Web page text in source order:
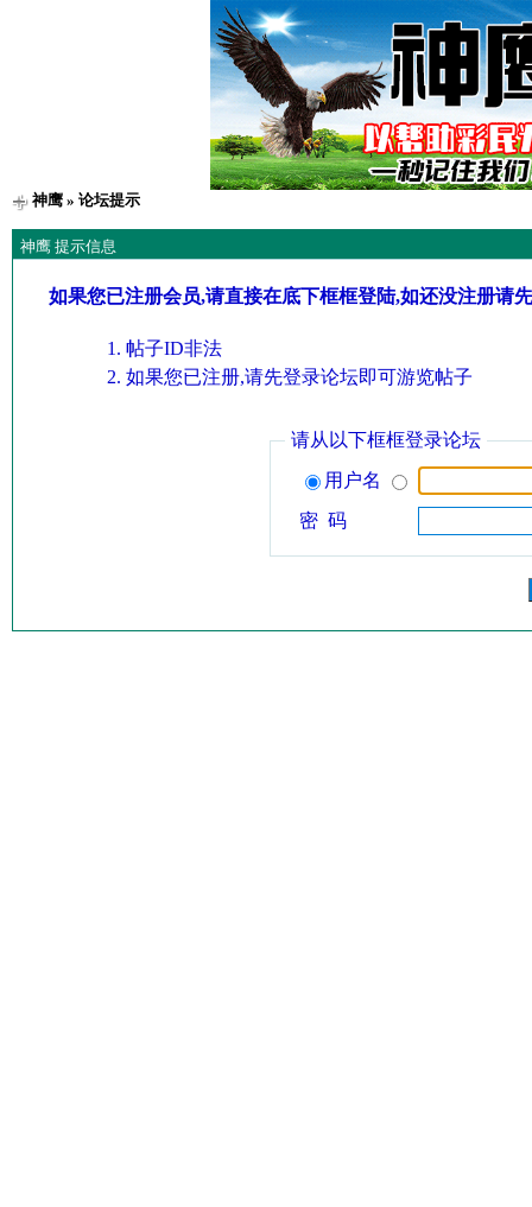
神鹰» 论坛提示
神鹰 提示信息
如果您已注册会员,请直接在底下框框登陆,如还没注册请
帖子ID非法
如果您已注册,请先登录论坛即可游览帖子
请从以下框框登录论坛
用户名
密 码